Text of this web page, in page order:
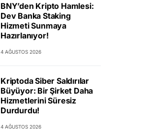
BNY’den Kripto Hamlesi:
Dev Banka Staking
Hizmeti Sunmaya
Hazırlanıyor!
4 AĞUSTOS 2026
Kriptoda Siber Saldırılar
Büyüyor: Bir Şirket Daha
Hizmetlerini Süresiz
Durdurdu!
4 AĞUSTOS 2026